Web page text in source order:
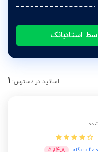
استادبانک
اساتید در دسترس: 1
شده
4.8 از 5